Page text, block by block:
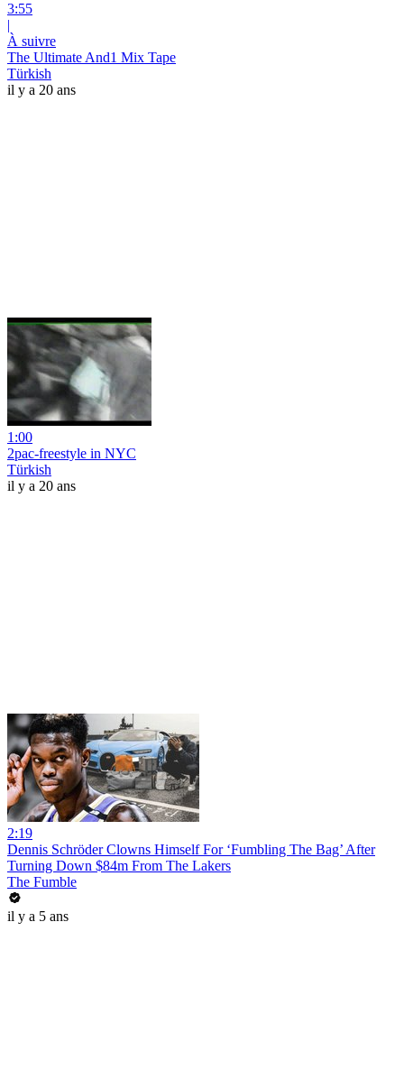
3:55
|
À suivre
The Ultimate And1 Mix Tape
Türkish
il y a 20 ans
1:00
2pac-freestyle in NYC
Türkish
il y a 20 ans
2:19
Dennis Schröder Clowns Himself For ‘Fumbling The Bag’ After
Turning Down $84m From The Lakers
The Fumble
il y a 5 ans